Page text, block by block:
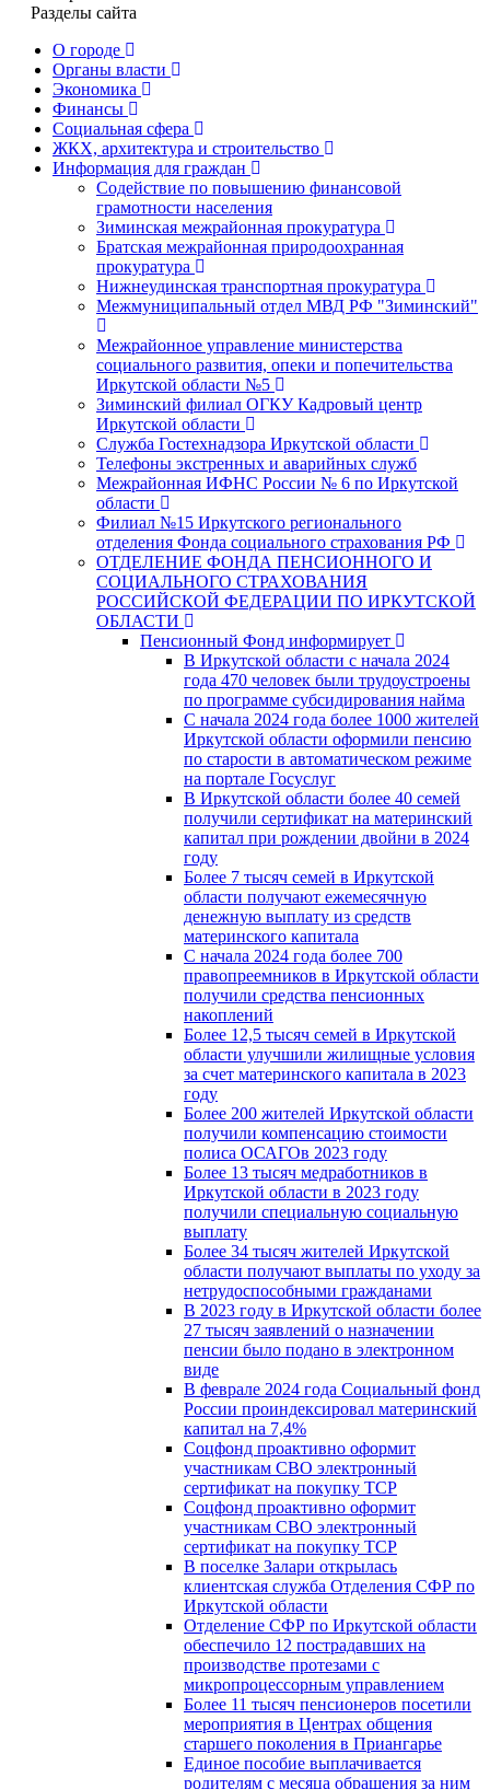
Разделы сайта
О городе
Органы власти
Экономика
Финансы
Социальная сфера
ЖКХ, архитектура и строительство
Информация для граждан
Содействие по повышению финансовой
грамотности населения
Зиминская межрайонная прокуратура
Братская межрайонная природоохранная
прокуратура
Нижнеудинская транспортная прокуратура
Межмуниципальный отдел МВД РФ "Зиминский"
Межрайонное управление министерства
социального развития, опеки и попечительства
Иркутской области №5
Зиминский филиал ОГКУ Кадровый центр
Иркутской области
Служба Гостехнадзора Иркутской области
Телефоны экстренных и аварийных служб
Межрайонная ИФНС России № 6 по Иркутской
области
Филиал №15 Иркутского регионального
отделения Фонда социального страхования РФ
ОТДЕЛЕНИЕ ФОНДА ПЕНСИОННОГО И
СОЦИАЛЬНОГО СТРАХОВАНИЯ
РОССИЙСКОЙ ФЕДЕРАЦИИ ПО ИРКУТСКОЙ
ОБЛАСТИ
Пенсионный Фонд информирует
В Иркутской области с начала 2024
года 470 человек были трудоустроены
по программе субсидирования найма
С начала 2024 года более 1000 жителей
Иркутской области оформили пенсию
по старости в автоматическом режиме
на портале Госуслуг
В Иркутской области более 40 семей
получили сертификат на материнский
капитал при рождении двойни в 2024
году
Более 7 тысяч семей в Иркутской
области получают ежемесячную
денежную выплату из средств
материнского капитала
С начала 2024 года более 700
правопреемников в Иркутской области
получили средства пенсионных
накоплений
Более 12,5 тысяч семей в Иркутской
области улучшили жилищные условия
за счет материнского капитала в 2023
году
Более 200 жителей Иркутской области
получили компенсацию стоимости
полиса ОСАГОв 2023 году
Более 13 тысяч медработников в
Иркутской области в 2023 году
получили специальную социальную
выплату
Более 34 тысяч жителей Иркутской
области получают выплаты по уходу за
нетрудоспособными гражданами
В 2023 году в Иркутской области более
27 тысяч заявлений о назначении
пенсии было подано в электронном
виде
В феврале 2024 года Социальный фонд
России проиндексировал материнский
капитал на 7,4%
Соцфонд проактивно оформит
участникам СВО электронный
сертификат на покупку ТСР
Соцфонд проактивно оформит
участникам СВО электронный
сертификат на покупку ТСР
В поселке Залари открылась
клиентская служба Отделения СФР по
Иркутской области
Отделение СФР по Иркутской области
обеспечило 12 пострадавших на
производстве протезами с
микропроцессорным управлением
Более 11 тысяч пенсионеров посетили
мероприятия в Центрах общения
старшего поколения в Приангарье
Единое пособие выплачивается
родителям с месяца обращения за ним